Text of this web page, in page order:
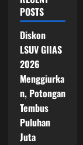
POSTS
Diskon
LSUV GIIAS
2026
Menggiurka
n, Potongan
Tembus
Puluhan
Juta